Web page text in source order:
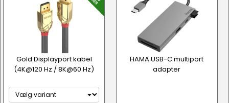
Gold Displayport kabel
(4K@120 Hz / 8K@60 Hz)
HAMA USB-C multiport
adapter